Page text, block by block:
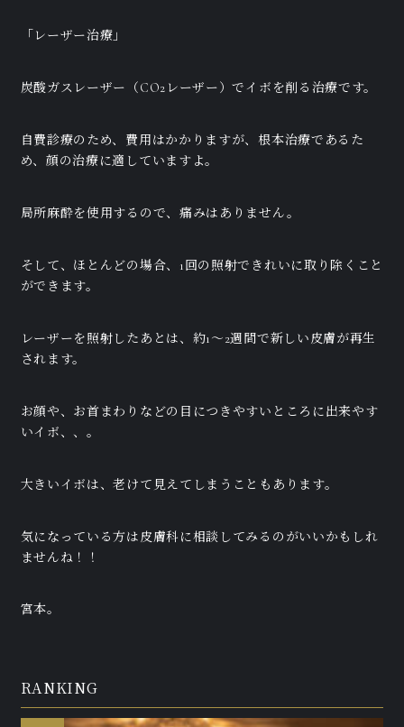
「レーザー治療」
炭酸ガスレーザー（CO2レーザー）でイボを削る治療です。
自費診療のため、費用はかかりますが、根本治療であるた
め、顔の治療に適していますよ。
局所麻酔を使用するので、痛みはありません。
そして、ほとんどの場合、1回の照射できれいに取り除くこと
ができます。
レーザーを照射したあとは、約1～2週間で新しい皮膚が再生
されます。
お顔や、お首まわりなどの目につきやすいところに出来やす
いイボ、、。
大きいイボは、老けて見えてしまうこともあります。
気になっている方は皮膚科に相談してみるのがいいかもしれ
ませんね！！
宮本。
RANKING